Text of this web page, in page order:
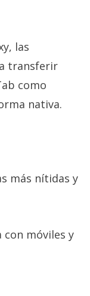
las
transferir
como
nativa.
más nítidas y
móviles y